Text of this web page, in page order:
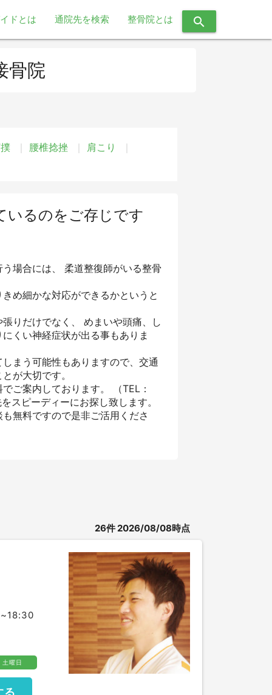
ドとは 通院先を検索 整骨院とは search
骨院
腰椎捻挫 肩こり
いるのをご存じです
場合には、 柔道整復師がいる整骨
め細かな対応ができるかというと
りだけでなく、 めまいや頭痛、し
くい神経症状が出る事もありま
まう可能性もありますので、交通
が大切です。
ご案内しております。 （TEL：
スピーディーにお探し致します。
無料ですので是非ご活用くださ
26件2026/08/08時点
土曜日
る